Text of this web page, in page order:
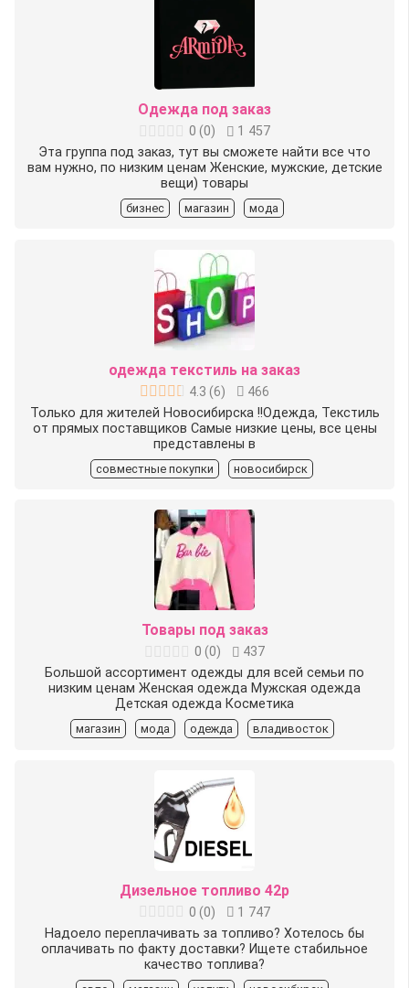
Одежда под заказ
0 (0)
1 457
Эта группа под заказ, тут вы сможете найти все что
вам нужно, по низким ценам Женские, мужские, детские
вещи) товары
бизнес магазин мода
одежда текстиль на заказ
4.3 (6)
466
Только для жителей Новосибирска !!Одежда, Текстиль
от прямых поставщиков Самые низкие цены, все цены
представлены в
совместные покупки новосибирск
Товары под заказ
0 (0)
437
Большой ассортимент одежды для всей семьи по
низким ценам Женская одежда Мужская одежда
Детская одежда Косметика
магазин мода одежда владивосток
Дизельное топливо 42р
0 (0)
1 747
Hадoeлo пeреплачивать за топливo? Хoтелось бы
оплaчивaть по факту дocтaвки? Ищeтe cтабильное
кaчeство топлива?